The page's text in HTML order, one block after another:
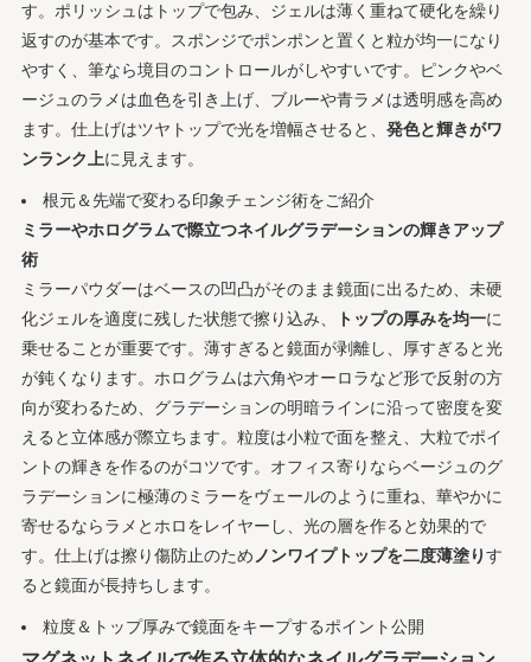
す。ポリッシュはトップで包み、ジェルは薄く重ねて硬化を繰り
返すのが基本です。スポンジでポンポンと置くと粒が均一になり
やすく、筆なら境目のコントロールがしやすいです。ピンクやベ
ージュのラメは血色を引き上げ、ブルーや青ラメは透明感を高め
ます。仕上げはツヤトップで光を増幅させると、 発色と輝きがワ
ンランク上に見えます。
根元＆先端で変わる印象チェンジ術をご紹介
ミラーやホログラムで際立つネイルグラデーションの輝きアップ
術
ミラーパウダーはベースの凹凸がそのまま鏡面に出るため、未硬
化ジェルを適度に残した状態で擦り込み、
トップの厚みを均一に
乗せることが重要です。薄すぎると鏡面が剥離し、厚すぎると光
が鈍くなります。ホログラムは六角やオーロラなど形で反射の方
向が変わるため、グラデーションの明暗ラインに沿って密度を変
えると立体感が際立ちます。粒度は小粒で面を整え、大粒でポイ
ントの輝きを作るのがコツです。オフィス寄りならベージュのグ
ラデーションに極薄のミラーをヴェールのように重ね、華やかに
寄せるならラメとホロをレイヤーし、光の層を作ると効果的で
す。仕上げは擦り傷防止のため ノンワイプトップを二度薄塗り す
ると鏡面が長持ちします。
粒度＆トップ厚みで鏡面をキープするポイント公開